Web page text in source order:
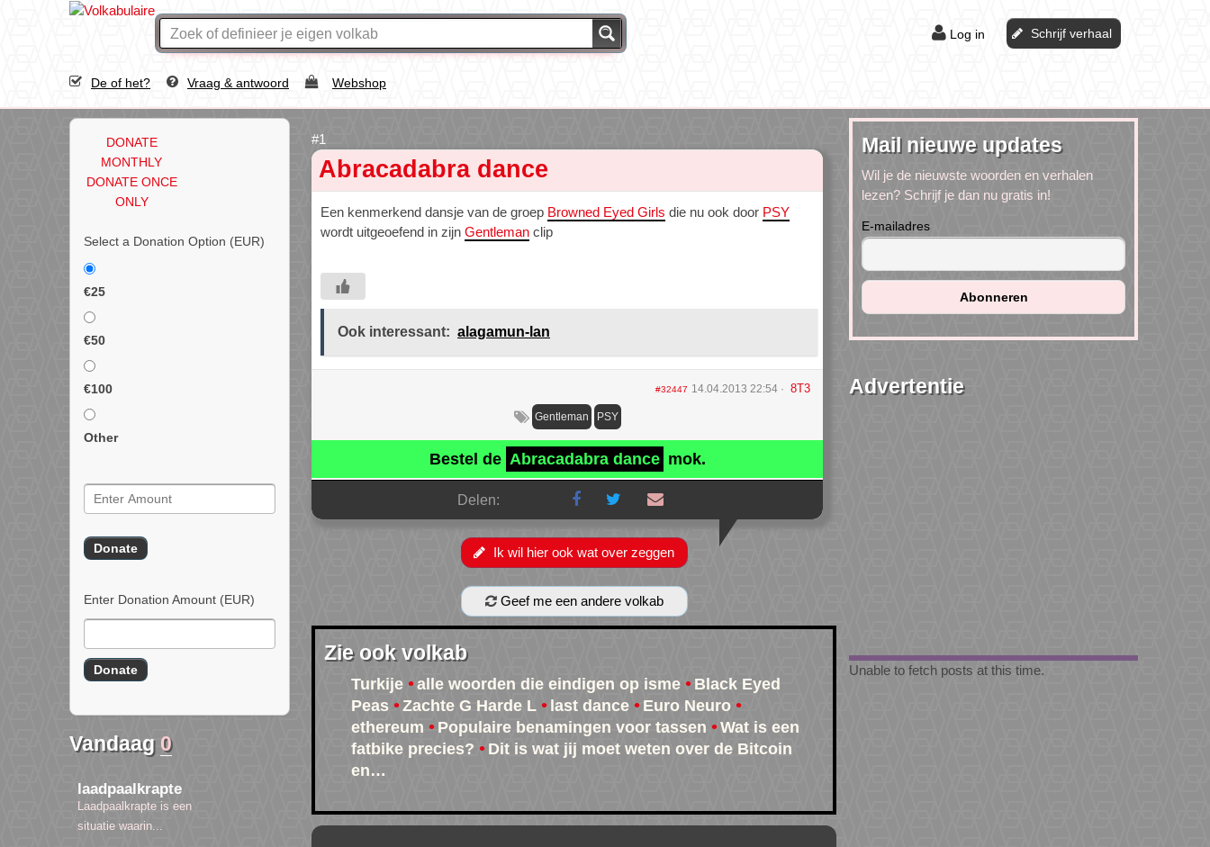
Log in Schrijf verhaal
De of het? Vraag & antwoord Webshop
DONATE
MONTHLY
DONATE ONCE
ONLY
Select a Donation Option (EUR)
€25
€50
€100
Other
Enter Donation Amount (EUR)
Vandaag 0
laadpaalkrapte
Laadpaalkrapte is een
situatie waarin...
Abracadabra dance
Een kenmerkend dansje van de groep Browned Eyed Girls die nu ook door PSY
wordt uitgeoefend in zijn Gentleman clip
Ook interessant: alagamun-lan
#32447 14.04.2013 22:54 8T3
Gentleman PSY
Bestel de Abracadabra dance mok.
Delen:
Ik wil hier ook wat over zeggen
Geef me een andere volkab
Zie ook volkab
Turkije alle woorden die eindigen op isme
Black Eyed
Peas
Zachte G Harde L last dance
Euro Neuro
ethereum
Populaire benamingen voor tassen
Wat is een
fatbike precies?
Dit is wat jij moet weten over de Bitcoin
en…
Mail nieuwe updates
Wil je de nieuwste woorden en verhalen
lezen? Schrijf je dan nu gratis in!
E-mailadres
Advertentie
Unable to fetch posts at this time.